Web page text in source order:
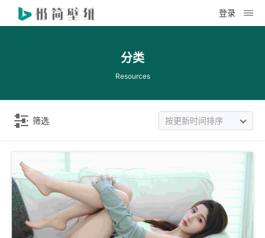
登录
分类
Resources
筛选 按更新时间排序